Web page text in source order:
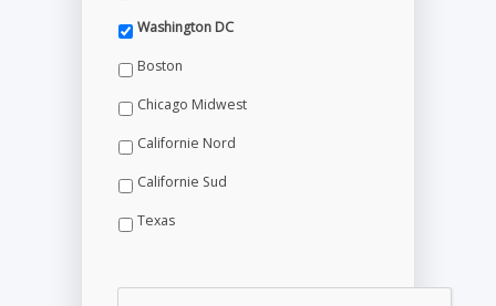
Washington DC
Boston
Chicago Midwest
Californie Nord
Californie Sud
Texas